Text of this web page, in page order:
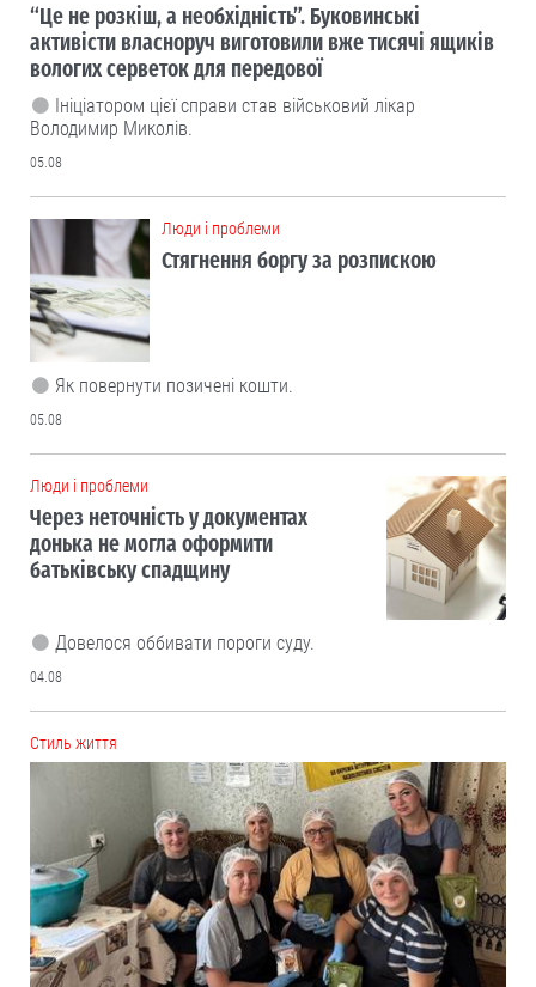
“Це не розкіш, а необхідність”. Буковинські
активісти власноруч виготовили вже тисячі ящиків
вологих серветок для передової
Ініціатором цієї справи став військовий лікар
Володимир Миколів.
05.08
Люди і проблеми
Стягнення боргу за розпискою
Як повернути позичені кошти.
05.08
Люди і проблеми
Через неточність у документах
донька не могла оформити
батьківську спадщину
Довелося оббивати пороги суду.
04.08
Cтиль життя